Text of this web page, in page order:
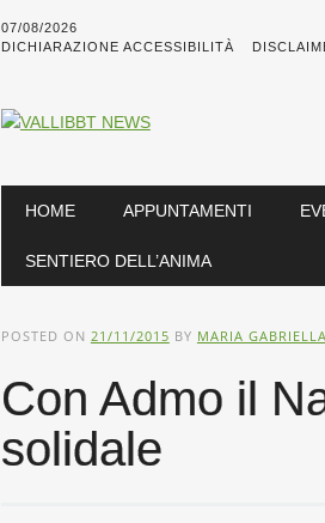
07/08/2026
DICHIARAZIONE ACCESSIBILITÀ
Main menu
HOME APPUNTAMENTI
SENTIERO DELL’ANIMA
POSTED ON 21/11/2015 BY MARIA
Con Admo il
solidale